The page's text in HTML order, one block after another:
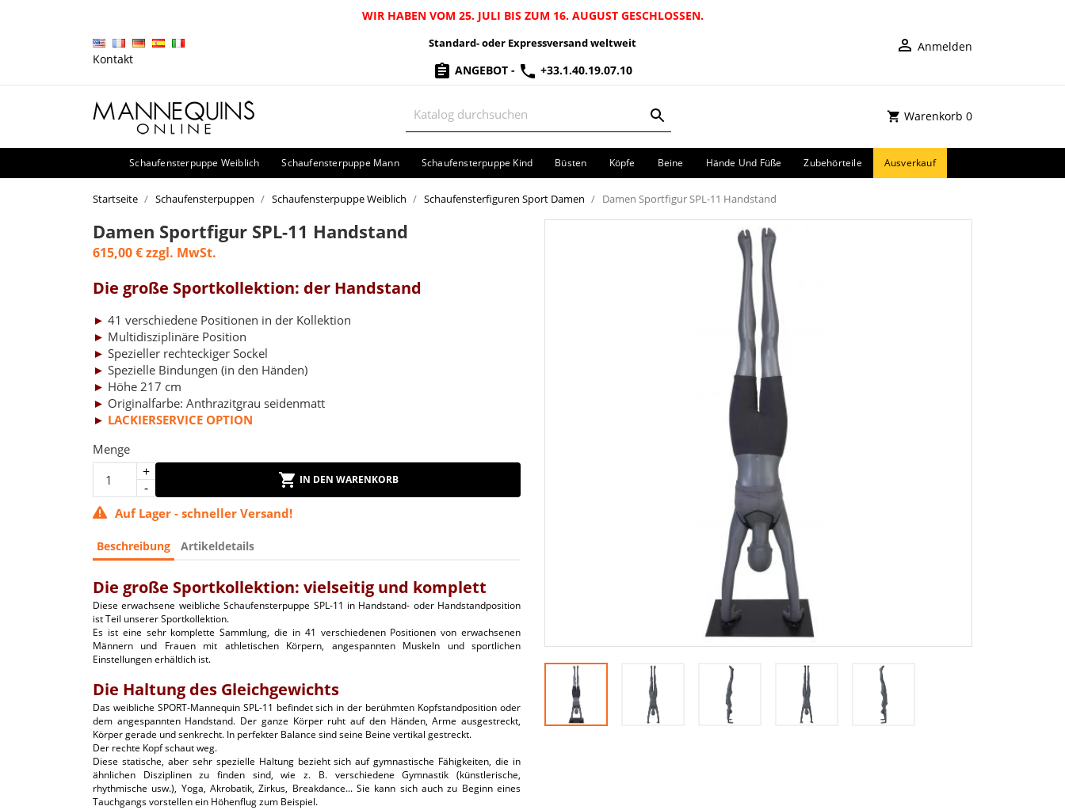
WIR HABEN VOM 25. JULI BIS ZUM 16. AUGUST GESCHLOSSEN.
Kontakt
Standard- oder Expressversand weltweit
ANGEBOT - +33.1.40.19.07.10
Anmelden
Warenkorb 0
Schaufensterpuppe Weiblich Schaufensterpuppe Mann Schaufensterpuppe Kind Büsten Köpfe Beine Hände Und Füße Zubehörteile Ausverkauf
Startseite Schaufensterpuppen Schaufensterpuppe Weiblich Schaufensterfiguren Sport Damen Damen Sportfigur SPL-11 Handstand
Damen Sportfigur SPL-11 Handstand
615,00 €zzgl. MwSt.
Die große Sportkollektion: der Handstand
► 41 verschiedene Positionen in der Kollektion
► Multidisziplinäre Position
► Spezieller rechteckiger Sockel
► Spezielle Bindungen (in den Händen)
► Höhe 217 cm
► Originalfarbe: Anthrazitgrau seidenmatt
► LACKIERSERVICE OPTION
Menge
IN DEN WARENKORB
Auf Lager - schneller Versand!
Beschreibung Artikeldetails
Die große Sportkollektion: vielseitig und komplett
Diese erwachsene weibliche Schaufensterpuppe SPL-11 in Handstand- oder Handstandposition
ist Teil unserer Sportkollektion.
Es ist eine sehr komplette Sammlung, die in 41 verschiedenen Positionen von erwachsenen
Männern und Frauen mit athletischen Körpern, angespannten Muskeln und sportlichen
Einstellungen erhältlich ist.
Die Haltung des Gleichgewichts
Das weibliche SPORT-Mannequin SPL-11 befindet sich in der berühmten Kopfstandposition oder
dem angespannten Handstand. Der ganze Körper ruht auf den Händen, Arme ausgestreckt,
Körper gerade und senkrecht. In perfekter Balance sind seine Beine vertikal gestreckt.
Der rechte Kopf schaut weg.
Diese statische, aber sehr spezielle Haltung bezieht sich auf gymnastische Fähigkeiten, die in
ähnlichen Disziplinen zu finden sind, wie z. B. verschiedene Gymnastik (künstlerische,
rhythmische usw.), Yoga, Akrobatik, Zirkus, Breakdance... Sie kann sich auch zu Beginn eines
Tauchgangs vorstellen ein Höhenflug zum Beispiel.